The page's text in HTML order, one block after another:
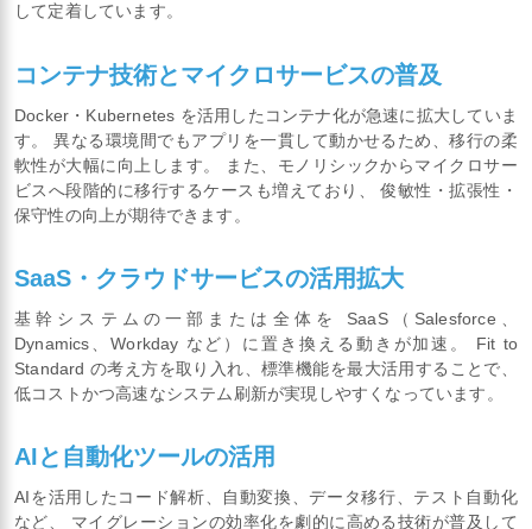
して定着しています。
コンテナ技術とマイクロサービスの普及
Docker・Kubernetes を活用したコンテナ化が急速に拡大していま
す。 異なる環境間でもアプリを一貫して動かせるため、移行の柔
軟性が大幅に向上します。 また、モノリシックからマイクロサー
ビスへ段階的に移行するケースも増えており、 俊敏性・拡張性・
保守性の向上が期待できます。
SaaS・クラウドサービスの活用拡大
基幹システムの一部または全体を SaaS（Salesforce、
Dynamics、Workday など）に置き換える動きが加速。 Fit to
Standard の考え方を取り入れ、標準機能を最大活用することで、
低コストかつ高速なシステム刷新が実現しやすくなっています。
AIと自動化ツールの活用
AIを活用したコード解析、自動変換、データ移行、テスト自動化
など、 マイグレーションの効率化を劇的に高める技術が普及して